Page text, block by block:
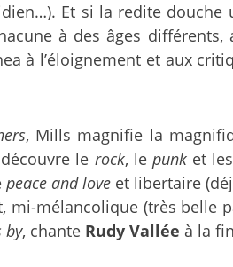
Et si la redite douche
à des âges différents,
à l’éloignement et aux
, Mills magnifie la
le rock, lepunk et
peace and love et libertaire
mi-mélancolique (très belle
by, chante Rudy Vallée à la